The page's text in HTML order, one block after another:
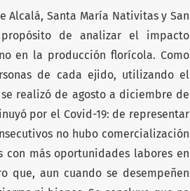
Alcalá, Santa María Nativitas y San
de analizar el impacto
en la producción florícola. Como
de cada ejido, utilizando el
realizó de agosto a diciembre de
por el Covid-19: de representar
no hubo comercialización
con más oportunidades labores en
que, aun cuando se desempeñen